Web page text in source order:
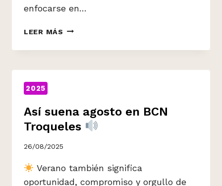
enfocarse en…
LEER MÁS BIENVENIDO
2025
Así suena agosto en BCN
Troqueles
26/08/2025
Verano también significa
oportunidad, compromiso y orgullo de